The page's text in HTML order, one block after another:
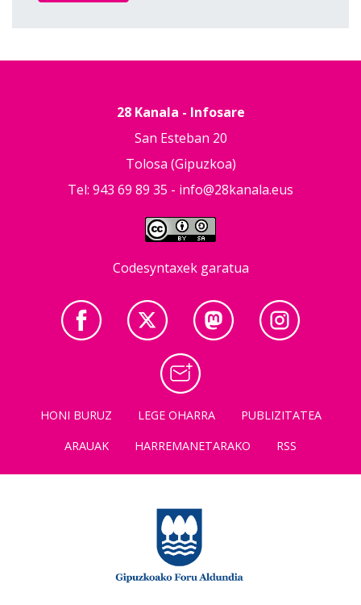
28 Kanala - Infosare
San Esteban 20
Tolosa (Gipuzkoa)
Tel: 943 69 89 35 - info@28kanala.eus
Codesyntaxek garatua
HONI BURUZ LEGE OHARRA
PUBLIZITATEA
ARAUAK
HARREMANETARAKO RSS